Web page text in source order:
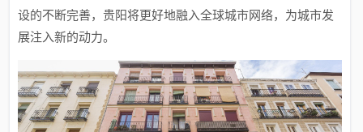
设的不断完善，贵阳将更好地融入全球城市网络，为城市发
展注入新的动力。